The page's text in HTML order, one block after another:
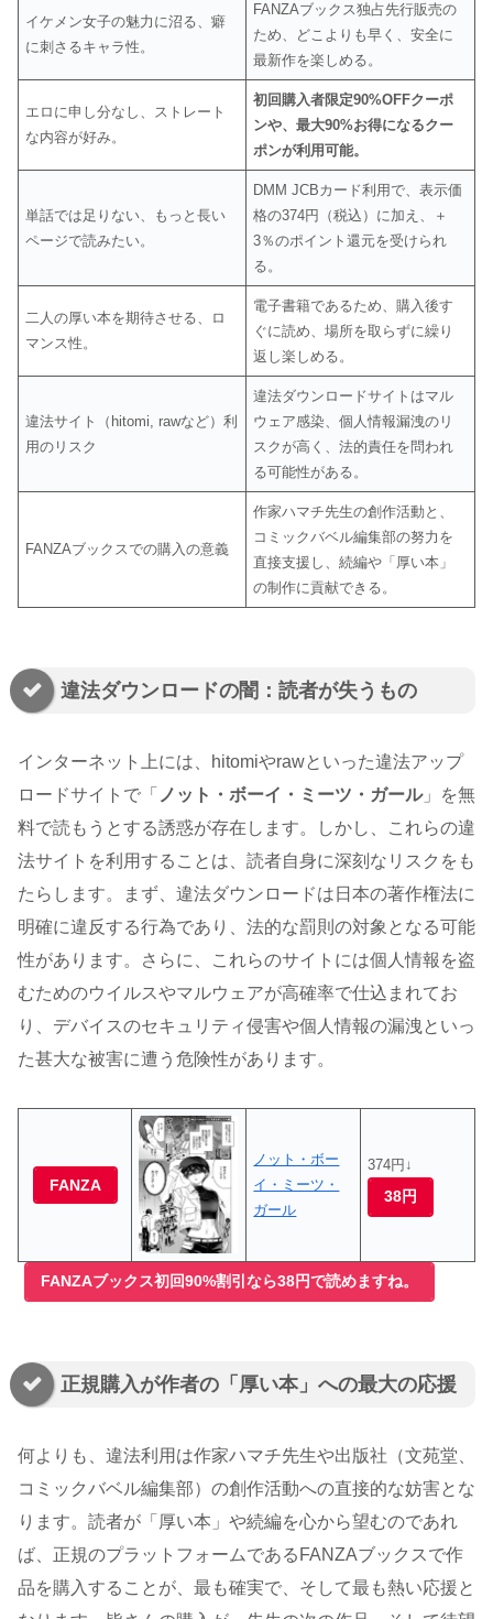
イケメン女子の魅力に沼る、癖
に刺さるキャラ性。
FANZAブックス独占先行販売の
ため、どこよりも早く、安全に
最新作を楽しめる。
エロに申し分なし、ストレート
な内容が好み。
初回購入者限定90%OFFクーポ
ンや、最大90%お得になるクー
ポンが利用可能。
単話では足りない、もっと長い
ページで読みたい。
DMM JCBカード利用で、表示価
格の374円（税込）に加え、＋
3％のポイント還元を受けられ
る。
二人の厚い本を期待させる、ロ
マンス性。
電子書籍であるため、購入後す
ぐに読め、場所を取らずに繰り
返し楽しめる。
違法サイト（hitomi, rawなど）利
用のリスク
違法ダウンロードサイトはマル
ウェア感染、個人情報漏洩のリ
スクが高く、法的責任を問われ
る可能性がある。
FANZAブックスでの購入の意義
作家ハマチ先生の創作活動と、
コミックバベル編集部の努力を
直接支援し、続編や「厚い本」
の制作に貢献できる。
違法ダウンロードの闇：読者が失うもの
インターネット上には、hitomiやrawといった違法アップ
ロードサイトで「 ノット・ボーイ・ミーツ・ガール」を無
料で読もうとする誘惑が存在します。しかし、これらの違
法サイトを利用することは、読者自身に深刻なリスクをも
たらします。まず、違法ダウンロードは日本の著作権法に
明確に違反する行為であり、法的な罰則の対象となる可能
性があります。さらに、これらのサイトには個人情報を盗
むためのウイルスやマルウェアが高確率で仕込まれてお
り、デバイスのセキュリティ侵害や個人情報の漏洩といっ
た甚大な被害に遭う危険性があります。
FANZA
ノット・ボー
イ・ミーツ・
ガール
374円↓
38円
FANZAブックス初回90%割引なら38円で読めますね。
正規購入が作者の「厚い本」への最大の応援
何よりも、違法利用は作家ハマチ先生や出版社（文苑堂、
コミックバベル編集部）の創作活動への直接的な妨害とな
ります。読者が「厚い本」や続編を心から望むのであれ
ば、正規のプラットフォームであるFANZAブックスで作
品を購入することが、最も確実で、そして最も熱い応援と